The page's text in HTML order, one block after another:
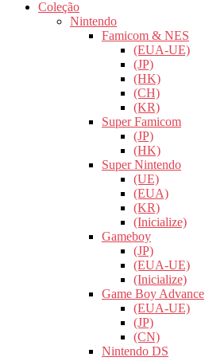
Coleção
Nintendo
Famicom & NES
(EUA-UE)
(JP)
(HK)
(CH)
(KR)
Super Famicom
(JP)
(HK)
Super Nintendo
(UE)
(EUA)
(KR)
(Inicialize)
Gameboy
(JP)
(EUA-UE)
(Inicialize)
Game Boy Advance
(EUA-UE)
(JP)
(CN)
Nintendo DS